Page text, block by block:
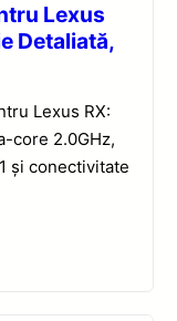
Lexus
Detaliată,
Lexus RX:
core 2.0GHz,
și conectivitate